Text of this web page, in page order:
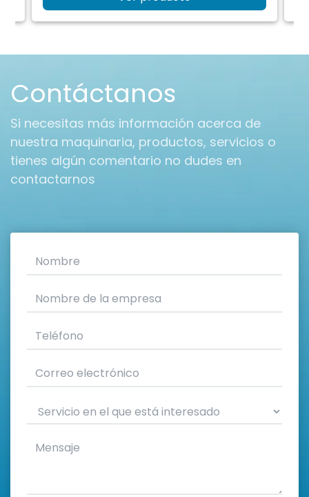
Contáctanos
Si necesitas más información acerca de
nuestra maquinaria, productos, servicios o
tienes algún comentario no dudes en
contactarnos